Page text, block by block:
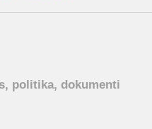
politika, dokumenti